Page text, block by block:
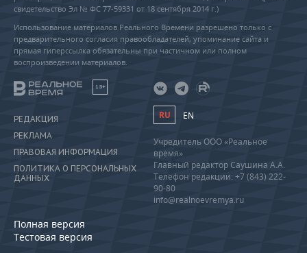
свидетельство Эл № ФС 77-59331 от 18 сентября 2014 г.)
Использование материалов Реального Времени разрешено только с
предварительного согласия правообладателей, упоминание сайта и
прямая гиперссылка обязательны при частичном или полном
воспроизведении материалов.
18+
РЕДАКЦИЯ
РЕКЛАМА
ПРАВОВАЯ ИНФОРМАЦИЯ
ПОЛИТИКА О ПЕРСОНАЛЬНЫХ
ДАННЫХ
Полная версия
Тестовая версия
RU EN
Учредитель ООО «Реальное
время»
Главный редактор Саушина А.А.
Телефон редакции: +7 (843) 222-
90-80
info@realnoevremya.ru